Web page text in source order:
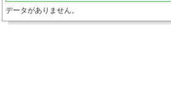
データがありません。